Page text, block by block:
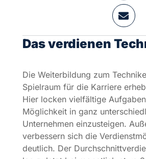
verbessern sich die
deutlich. Der
Gehälter für
Branchen
Große Lohnunterschiede gibt es
nämlich vor allem zwischen den
Branchen. Hier zeigt sich, dass
Fahrzeugbau durchschnittlich